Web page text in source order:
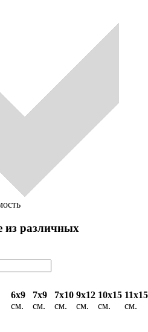
из различных
6х9
см.
7х9
см.
7х10
см.
9х12
см.
10х15
см.
11х15
см.